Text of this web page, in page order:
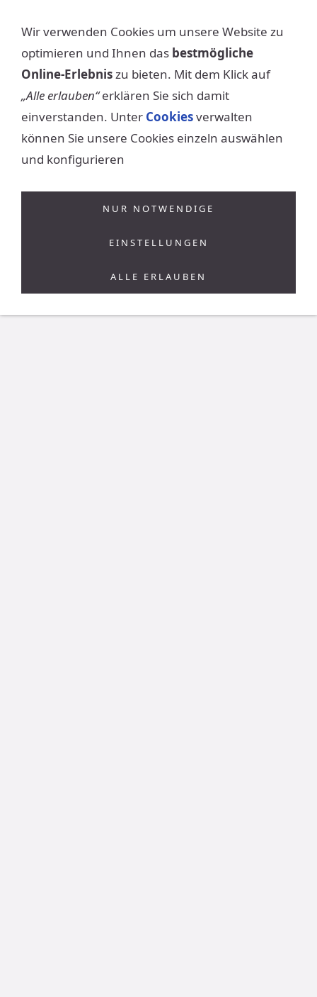
Wir verwenden Cookies um unsere Website zu
optimieren und Ihnen das bestmögliche
Online-Erlebniszu bieten. Mit dem Klick auf
„Alle erlauben“erklären Sie sich damit
einverstanden. Unter Cookiesverwalten
können Sie unsere Cookies einzeln auswählen
und konfigurieren
NUR NOTWENDIGE
EINSTELLUNGEN
ALLE ERLAUBEN